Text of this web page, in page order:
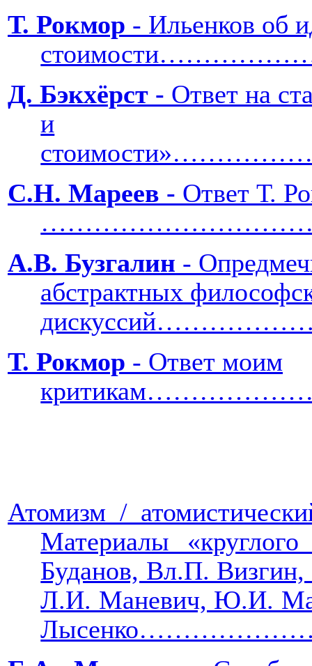
Т. Рокмор - Ильенков об
Д. Бэкхёрст - Ответ на
и
С.Н. Мареев - Ответ Т.
А.В. Бузгалин -
абстрактных
Т. Рокмор - Ответ моим
Атомизм /
Материалы
Буданов, Вл.П.
Л.И. Маневич, Ю.И.